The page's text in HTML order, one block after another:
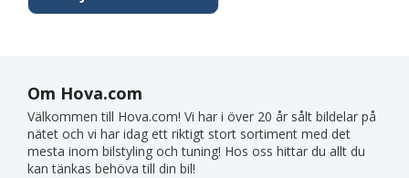
Om Hova.com
Välkommen till Hova.com! Vi har i över 20 år sålt bildelar på
nätet och vi har idag ett riktigt stort sortiment med det
mesta inom bilstyling och tuning! Hos oss hittar du allt du
kan tänkas behöva till din bil!